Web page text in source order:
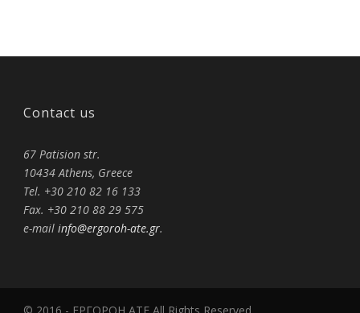
Contact us
67 Patision str.
10434 Athens, Greece
Tel. +30 210 82 16 133
Fax. +30 210 88 29 575
e-mail info@ergoroh-ate.gr.